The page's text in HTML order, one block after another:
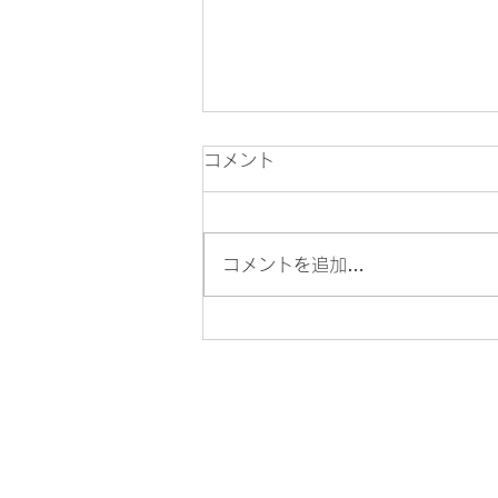
髪質改善トリートメントで後
コメント
コメントを追加…